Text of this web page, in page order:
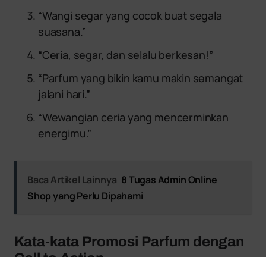
“Wangi segar yang cocok buat segala
suasana.”
“Ceria, segar, dan selalu berkesan!”
“Parfum yang bikin kamu makin semangat
jalani hari.”
“Wewangian ceria yang mencerminkan
energimu.”
Baca Artikel Lainnya 8 Tugas Admin Online
Shop yang Perlu Dipahami
Kata-kata Promosi Parfum dengan